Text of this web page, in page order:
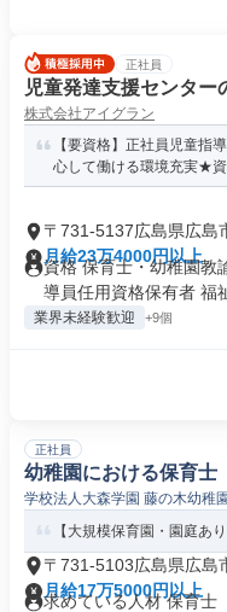
正社員
児童発達支援センタ
株式会社アイグラン
【要資格】正社員児童指
心して働ける環境充実★
〒731-5137広島県広島
月給23万4000円以上
資格 保育士・幼稚園教
導員任用資格保有者 福
業界未経験歓迎 +9個
正社員
幼稚園における保育
学校法人大森学園 藤の木幼稚園
【大規模保育園・園庭あ
〒731-5103広島県広島
月給17万5000円以上
求めている人材 保育士